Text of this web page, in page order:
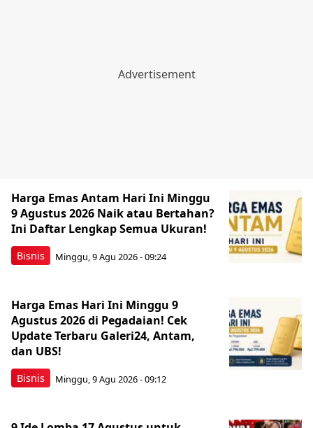
Bisnis
Harga Emas Antam Hari Ini Minggu
9 Agustus 2026 Naik atau Bertahan?
Ini Daftar Lengkap Semua Ukuran!
Minggu, 9 Agu 2026 - 09:24
Bisnis
Harga Emas Hari Ini Minggu 9
Agustus 2026 di Pegadaian! Cek
Update Terbaru Galeri24, Antam,
dan UBS!
Minggu, 9 Agu 2026 - 09:12